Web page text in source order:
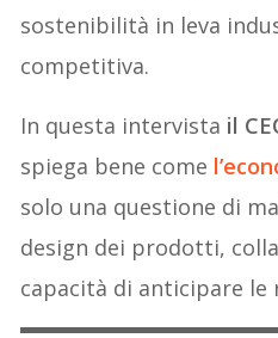
sostenibilità in leva
competitiva.
In questa intervista il
spiega bene come
solo una questione di
design dei prodotti,
capacità di anticipare le